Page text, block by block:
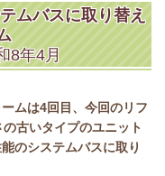
ムバスに取り替え
8年4月
ムは4回目、今回のリフ
古いタイプのユニット
のシステムバスに取り